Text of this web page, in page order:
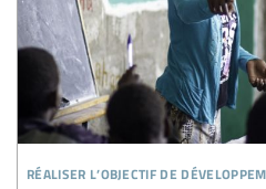
réaliser l’objectif de